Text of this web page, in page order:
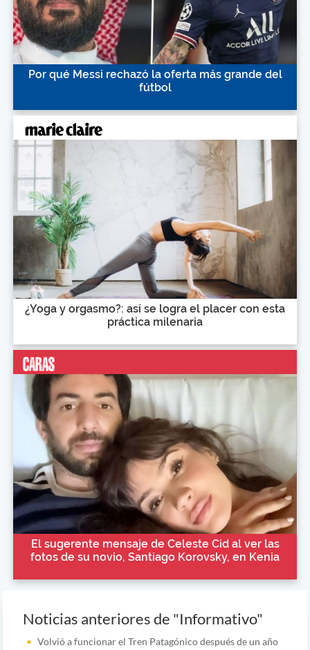
Por qué Messi rechazó la oferta más grande del
fútbol
¿Yoga y orgasmo?: así se logra el placer con esta
práctica milenaria
El sugerente mensaje de Celeste Cid al ver las
fotos de su novio, Santiago Korovsky, en Kenia
Noticias anteriores de "Informativo"
Volvió a funcionar el Tren Patagónico después de un año